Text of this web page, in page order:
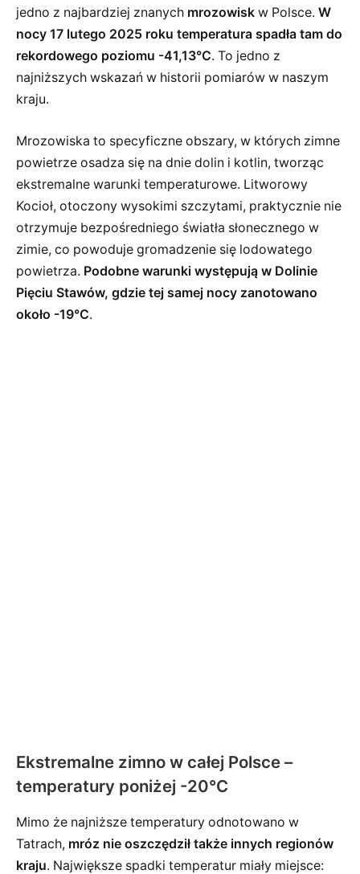
jedno z najbardziej znanych mrozowisk w Polsce. W
nocy 17 lutego 2025 roku temperatura spadła tam do
rekordowego poziomu -41,13°C. To jedno z
najniższych wskazań w historii pomiarów w naszym
kraju.
Mrozowiska to specyficzne obszary, w których zimne
powietrze osadza się na dnie dolin i kotlin, tworząc
ekstremalne warunki temperaturowe. Litworowy
Kocioł, otoczony wysokimi szczytami, praktycznie nie
otrzymuje bezpośredniego światła słonecznego w
zimie, co powoduje gromadzenie się lodowatego
powietrza. Podobne warunki występują w Dolinie
Pięciu Stawów, gdzie tej samej nocy zanotowano
około -19°C.
Ekstremalne zimno w całej Polsce –
temperatury poniżej -20°C
Mimo że najniższe temperatury odnotowano w
Tatrach, mróz nie oszczędził także innych regionów
kraju. Największe spadki temperatur miały miejsce: